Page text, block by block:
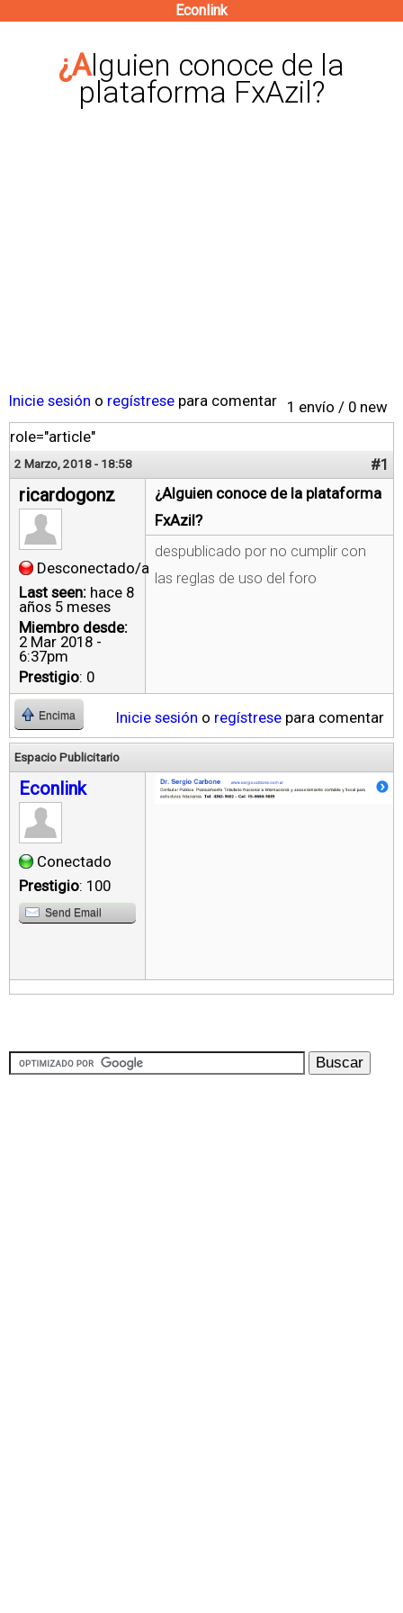
contenido
principal
Econlink
¿Alguien conoce de la
plataforma FxAzil?
1 envío / 0 new
Inicie sesión o regístrese para comentar
role="article"
2 Marzo, 2018 - 18:58 #1
ricardogonz
Desconectado/a
Last seen: hace 8
años 5 meses
Miembro desde:
2 Mar 2018 -
6:37pm
Prestigio: 0
¿Alguien conoce de la plataforma
FxAzil?
despublicado por no cumplir con
las reglas de uso del foro
Encima Inicie sesión o regístrese para comentar
Espacio Publicitario
Econlink
Conectado
Prestigio: 100
Send Email